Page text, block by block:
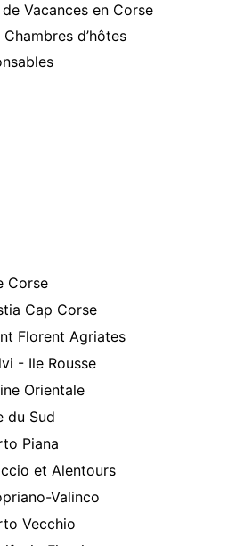
Vacances en Corse
d’hôtes
Corse
Cap Corse
Florent Agriates
- Ile Rousse
Orientale
du Sud
Piana
et Alentours
Valinco
Vecchio